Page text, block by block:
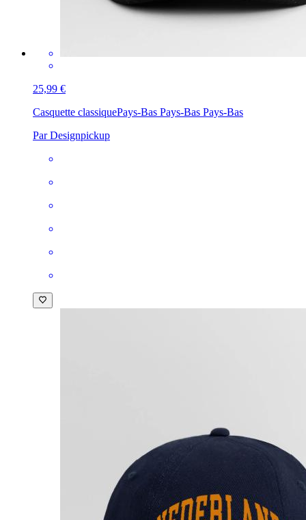
25,99 €
Casquette classiquePays-Bas Pays-Bas Pays-Bas
Par Designpickup